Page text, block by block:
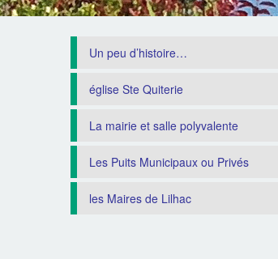
Un peu d’histoire…
église Ste Quiterie
La mairie et salle polyvalente
Les Puits Municipaux ou Privés
les Maires de Lilhac